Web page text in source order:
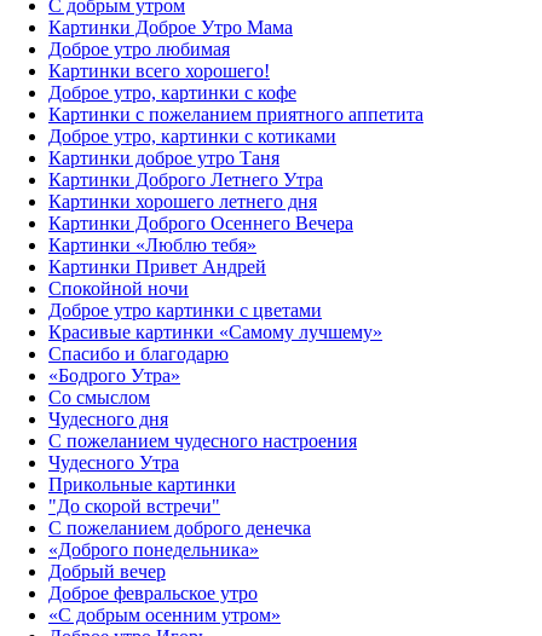
С добрым утром
Картинки Доброе Утро Мама
Доброе утро любимая
Картинки всего хорошего!
Доброе утро, картинки с кофе
Картинки с пожеланием приятного аппетита
Доброе утро, картинки с котиками
Картинки доброе утро Таня
Картинки Доброго Летнего Утра
Картинки хорошего летнего дня
Картинки Доброго Осеннего Вечера
Картинки «Люблю тебя»
Картинки Привет Андрей
Спокойной ночи
Доброе утро картинки с цветами
Красивые картинки «Самому лучшему»
Спасибо и благодарю
«‎Бодрого Утра»‎
Со смыслом
Чудесного дня
С пожеланием чудесного настроения
Чудесного Утра
Прикольные картинки
"До скорой встречи"
С пожеланием доброго денечка
«Доброго понедельника»‎
Добрый вечер
Доброе февральское утро
«С добрым осенним утром»‎